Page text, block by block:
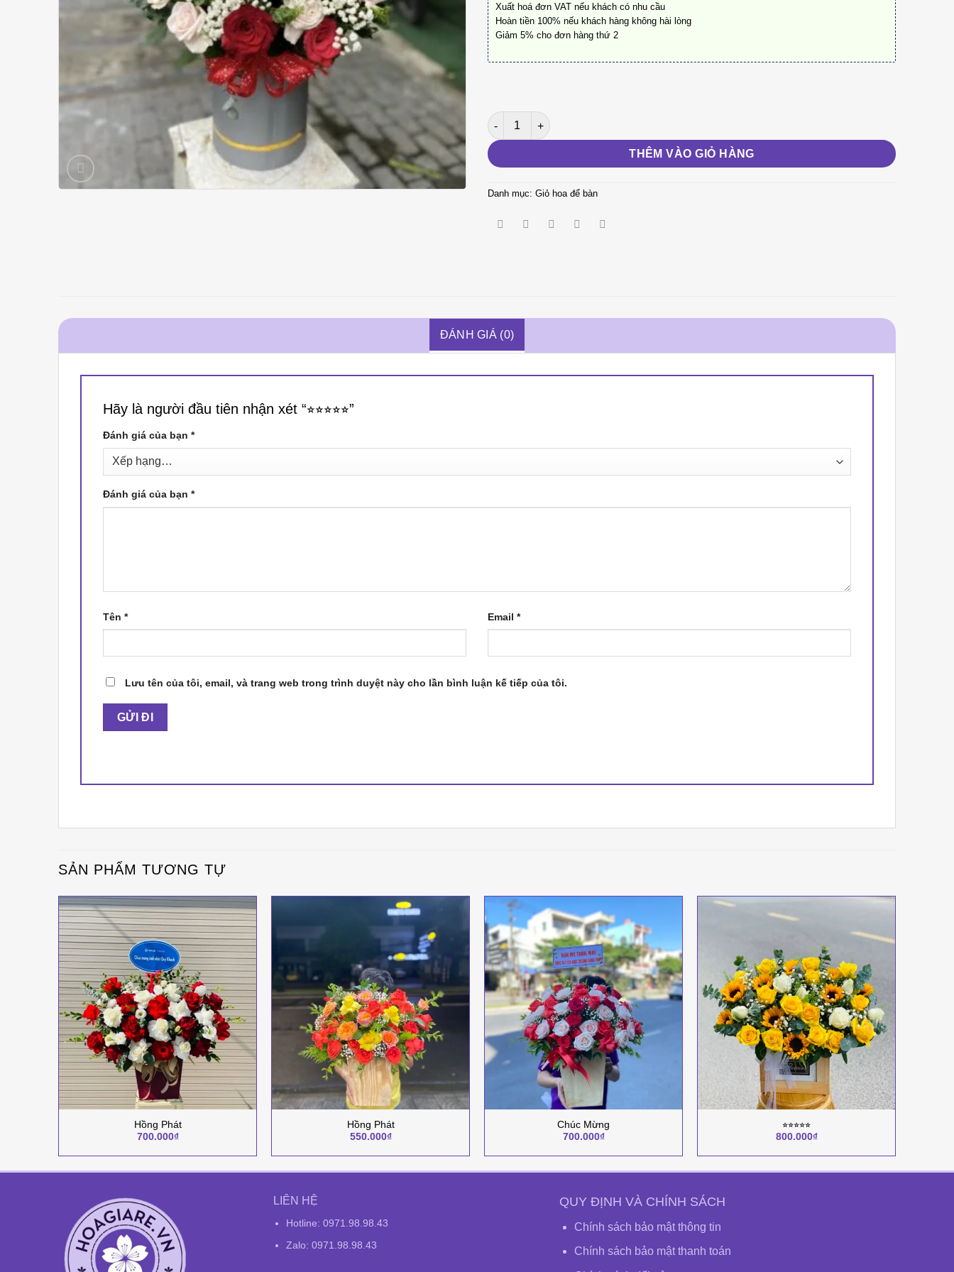
Xuất hoá đơn VAT nếu khách có nhu cầu
Hoàn tiền 100% nếu khách hàng không hài lòng
Giảm 5% cho đơn hàng thứ 2
⭐︎⭐︎⭐︎⭐︎⭐︎ số lượng
THÊM VÀO GIỎ HÀNG
Danh mục: Giỏ hoa để bàn
ĐÁNH GIÁ (0)
Hãy là người đầu tiên nhận xét “⭐︎⭐︎⭐︎⭐︎⭐︎”
Đánh giá của bạn *
Đánh giá của bạn *
Tên * Email *
Lưu tên của tôi, email, và trang web trong trình duyệt này cho lần bình luận kế tiếp của tôi.
SẢN PHẨM TƯƠNG TỰ
Hồng Phát
700.000₫
Hồng Phát
550.000₫
Chúc Mừng
700.000₫
⭐︎⭐︎⭐︎⭐︎⭐︎
800.000₫
LIÊN HỆ
Hotline:0971.98.98.43
Zalo: 0971.98.98.43
QUY ĐỊNH VÀ CHÍNH SÁCH
Chính sách bảo mật thông tin
Chính sách bảo mật thanh toán